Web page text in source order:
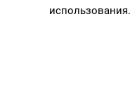
использования.